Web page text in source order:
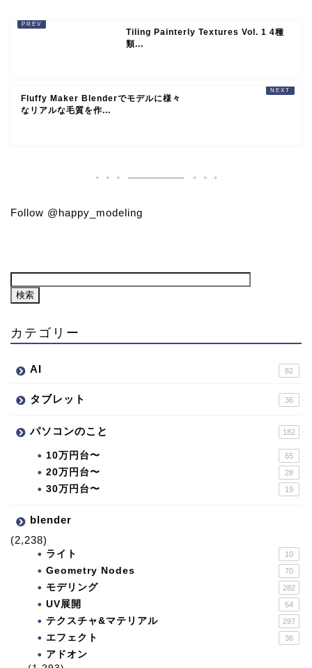
類...
なリアルな毛質を作...
カテゴリー
82
タブレット 36
パソコンのこと 182
10万円台〜 65
20万円台〜 28
30万円台〜 19
ライト 10
70
モデリング 282
UV展開 54
テクスチャ&マテリアル 297
エフェクト 36
アドオン
(1,293)